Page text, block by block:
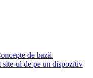
de bază.
ul de pe un dispozitiv